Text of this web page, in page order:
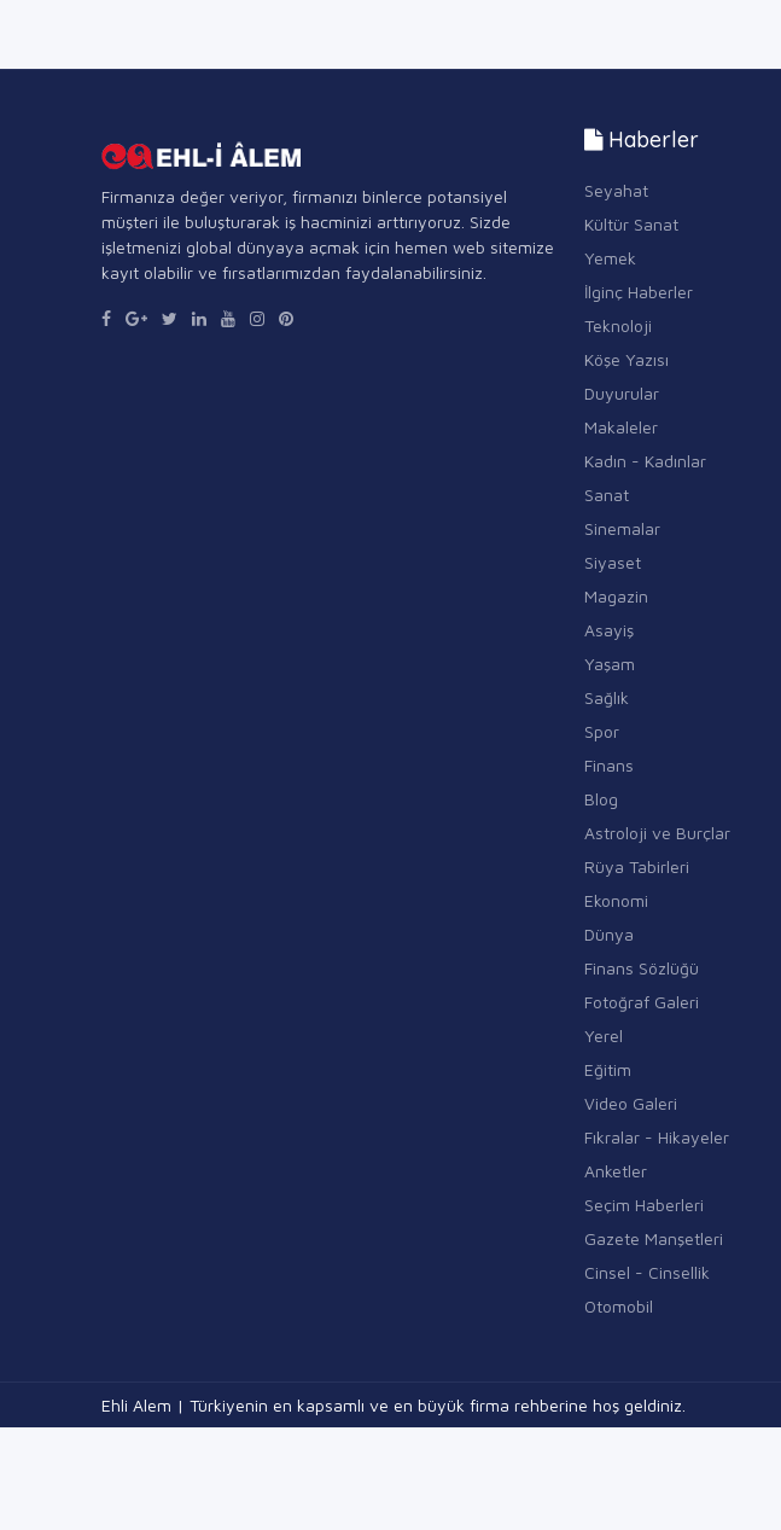
Firmanıza değer veriyor, firmanızı binlerce potansiyel
müşteri ile buluşturarak iş hacminizi arttırıyoruz. Sizde
işletmenizi global dünyaya açmak için hemen web sitemize
kayıt olabilir ve fırsatlarımızdan faydalanabilirsiniz.
Haberler
Seyahat
Kültür Sanat
Yemek
İlginç Haberler
Teknoloji
Köşe Yazısı
Duyurular
Makaleler
Kadın - Kadınlar
Sanat
Sinemalar
Siyaset
Magazin
Asayiş
Yaşam
Sağlık
Spor
Finans
Blog
Astroloji ve Burçlar
Rüya Tabirleri
Ekonomi
Dünya
Finans Sözlüğü
Fotoğraf Galeri
Yerel
Eğitim
Video Galeri
Fıkralar - Hikayeler
Anketler
Seçim Haberleri
Gazete Manşetleri
Cinsel - Cinsellik
Otomobil
Ehli Alem | Türkiyenin en kapsamlı ve en büyük firma rehberine hoş geldiniz.